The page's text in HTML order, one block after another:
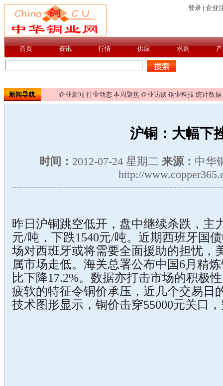
新闻导航 企业新闻 行业动态 本周聚焦 企业访谈 铜业科技 统计数据
沪铜：大幅下
时间： 2012-07-24 星期二 来源： 中华
http://
昨日沪铜跳空低开，盘中继续杀跌，主
元/吨，下跌1540元/吨。近期西班牙国
场对西班牙或将需要全面援助的担忧，
属市场走低。海关总署公布中国6月精
比下降17.2%。数据亦打击市场的积极
疲软的特征令铜价承压，近几个交易日
技术图形显示，铜价击穿55000元关口